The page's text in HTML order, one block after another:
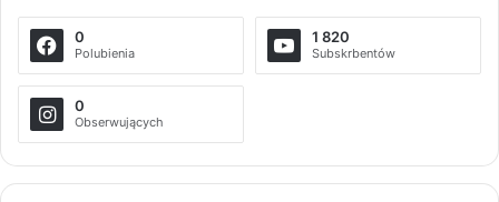
0
Polubienia
1 820
Subskrbentów
0
Obserwujących